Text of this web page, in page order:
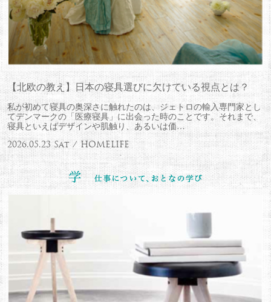
【北欧の教え】日本の寝具選びに欠けている視点とは？
私が初めて寝具の奥深さに触れたのは、ジェトロの輸入専門家とし
てデンマークの「医療寝具」に出会った時のことです。それまで、
寝具といえばデザインや肌触り、あるいは価…
2026.05.23 Sat / HOMELIFE